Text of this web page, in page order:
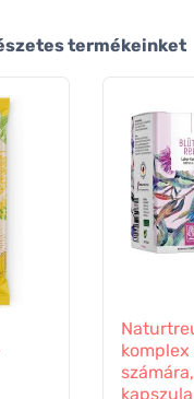
termékeinket
komplex
kapszula